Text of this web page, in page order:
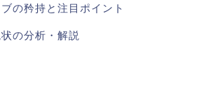
の矜持と注目ポイント
の分析・解説